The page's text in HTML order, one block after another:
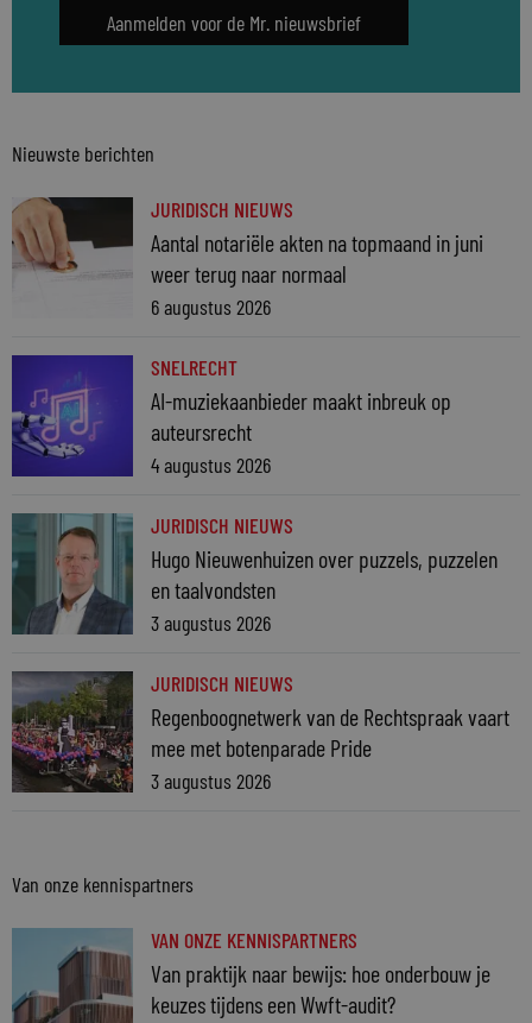
Aanmelden voor de Mr. nieuwsbrief
Nieuwste berichten
JURIDISCH NIEUWS
Aantal notariële akten na topmaand in juni
weer terug naar normaal
6 augustus 2026
SNELRECHT
AI-muziekaanbieder maakt inbreuk op
auteursrecht
4 augustus 2026
JURIDISCH NIEUWS
Hugo Nieuwenhuizen over puzzels, puzzelen
en taalvondsten
3 augustus 2026
JURIDISCH NIEUWS
Regenboognetwerk van de Rechtspraak vaart
mee met botenparade Pride
3 augustus 2026
Van onze kennispartners
VAN ONZE KENNISPARTNERS
Van praktijk naar bewijs: hoe onderbouw je
keuzes tijdens een Wwft-audit?